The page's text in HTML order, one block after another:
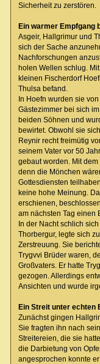
Sicherheit zu zerstören.
Ein warmer Empfgang
Asgeir, Hallgrimur und
sich der Sache
Nachforschungen
holen Wellen schlug.
kleinen Fischerdorf
Thulsa befand.
In Hoefn wurden sie
Gästezimmer bei sich
beiden Söhnen und
bewirtet. Obwohl sie
Reynir recht freimütig
seinem Vater vor 50
gebaut worden. Mit
denn die Mönchen
Gottesdiensten
keine hohe Meinung.
erschienen,
am nächsten Tag einen
In der Nacht schlich
Thorbergur, legte sich
Zerstreuung. Sie
Trygvvi Brüder waren,
Großvaters. Er hatte
gezogen. Allerdings
Ansichten und wurde
Ein Streit unter echten
Zunächst gingen
Sie fragten ihn nach
Streitereien, die sie
die Darbietung von
angesprochen konnte